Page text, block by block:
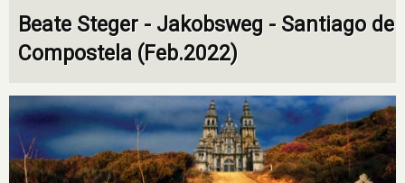
Beate Steger - Jakobsweg - Santiago de
Compostela (Feb.2022)